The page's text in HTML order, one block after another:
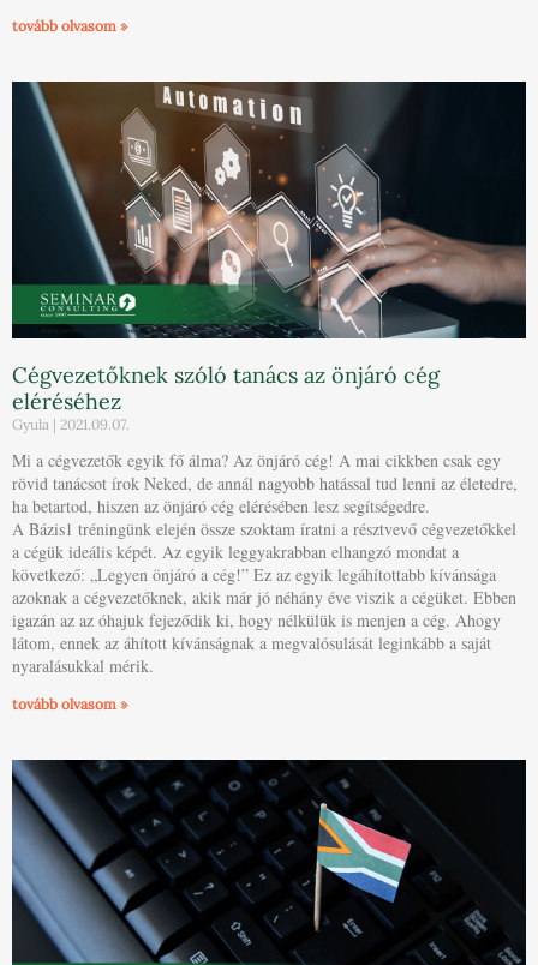
tovább olvasom »
Cégvezetőknek szóló tanács az önjáró cég
eléréséhez
Gyula 2021.09.07.
Mi a cégvezetők egyik fő álma? Az önjáró cég! A mai cikkben csak egy
rövid tanácsot írok Neked, de annál nagyobb hatással tud lenni az életedre,
ha betartod, hiszen az önjáró cég elérésében lesz segítségedre.
A Bázis1 tréningünk elején össze szoktam íratni a résztvevő cégvezetőkkel
a cégük ideális képét. Az egyik leggyakrabban elhangzó mondat a
következő: „Legyen önjáró a cég!” Ez az egyik legáhítottabb kívánsága
azoknak a cégvezetőknek, akik már jó néhány éve viszik a cégüket. Ebben
igazán az az óhajuk fejeződik ki, hogy nélkülük is menjen a cég. Ahogy
látom, ennek az áhított kívánságnak a megvalósulását leginkább a saját
nyaralásukkal mérik.
tovább olvasom »